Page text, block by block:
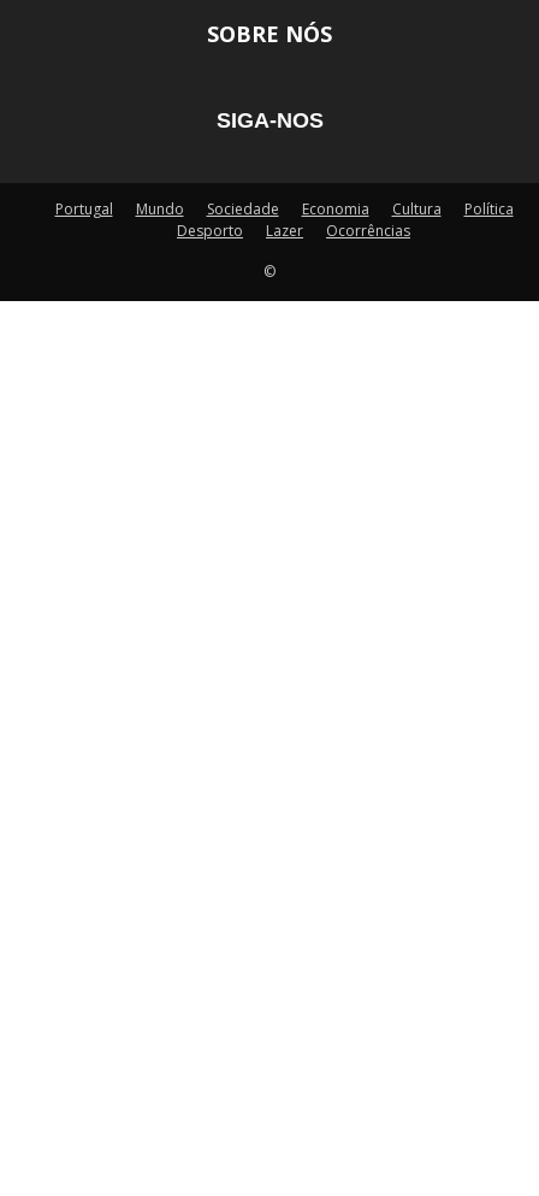
SOBRE NÓS
SIGA-NOS
Portugal Mundo Sociedade Economia Cultura
Política
Desporto
Lazer
Ocorrências
©